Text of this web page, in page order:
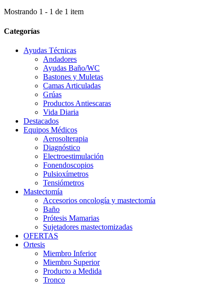
Mostrando 1 - 1 de 1 item
Categorías
Ayudas Técnicas
Andadores
Ayudas Baño/WC
Bastones y Muletas
Camas Articuladas
Grúas
Productos Antiescaras
Vida Diaria
Destacados
Equipos Médicos
Aerosolterapia
Diagnóstico
Electroestimulación
Fonendoscopios
Pulsioxímetros
Tensiómetros
Mastectomía
Accesorios oncología y mastectomía
Baño
Prótesis Mamarias
Sujetadores mastectomizadas
OFERTAS
Ortesis
Miembro Inferior
Miembro Superior
Producto a Medida
Tronco